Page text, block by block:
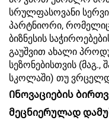
სრულფასოვანი
პარტნიორი,
ბიზნესის
გაუშვით ახალი
სეზონებისთვის (მაგ.,
სკოლაში) თუ
Ინოვაციების
მეცნიერულად